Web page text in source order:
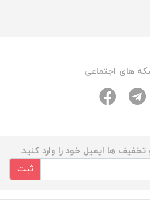
های اجتماعی
ها ایمیل خود را وارد کنید.
ثبت